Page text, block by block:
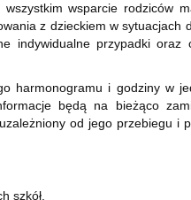
wsparcie rodziców
z dzieckiem w sytuacjach
indywidualne przypadki oraz
harmonogramu i godziny w
będą na bieżąco
od jego przebiegu i
szkół.